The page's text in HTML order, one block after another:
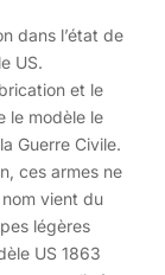
dans l’état de
US.
et le
le modèle le
Guerre Civile.
ces armes ne
vient du
légères
US 1863